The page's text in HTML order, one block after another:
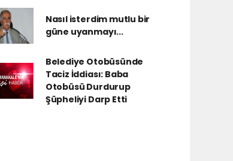
Nasıl isterdim mutlu bir
güne uyanmayı...
Belediye Otobüsünde
Taciz İddiası: Baba
Otobüsü Durdurup
Şüpheliyi Darp Etti